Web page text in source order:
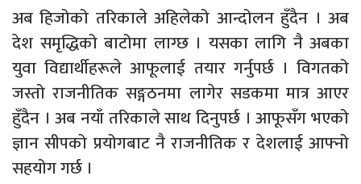
अब हिजोको तरिकाले अहिलेको आन्दोलन हुँदैन । अब
देश समृद्धिको बाटोमा लाग्छ । यसका लागि नै अबका
युवा विद्यार्थीहरूले आफूलाई तयार गर्नुपर्छ । विगतको
जस्तो राजनीतिक सङ्गठनमा लागेर सडकमा मात्र आएर
हुँदैन । अब नयाँ तरिकाले साथ दिनुपर्छ । आफूसँग भएको
ज्ञान सीपको प्रयोगबाट नै राजनीतिक र देशलाई आफ्नो
सहयोग गर्छ ।